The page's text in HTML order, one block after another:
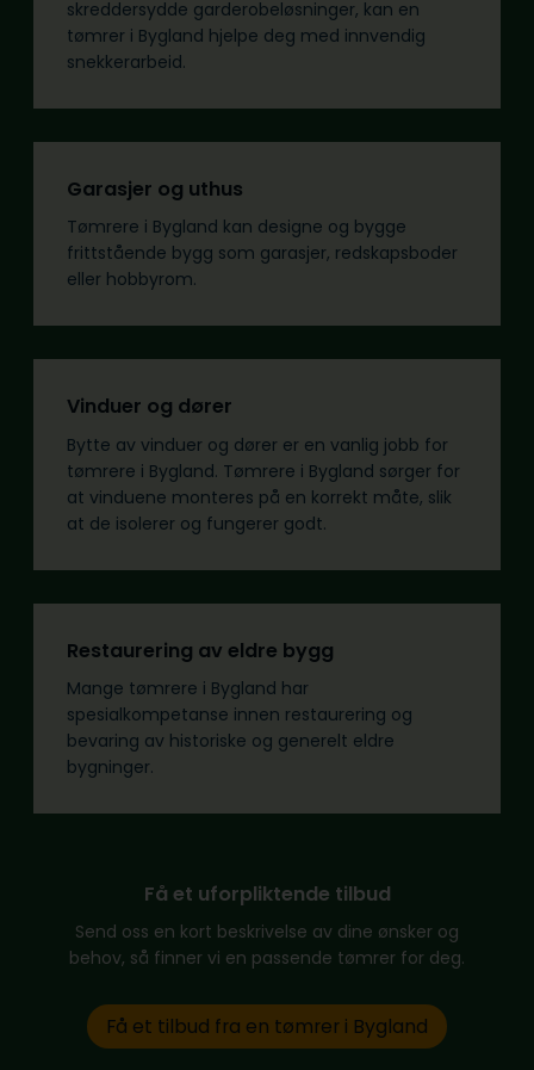
skreddersydde garderobeløsninger, kan en
tømrer i Bygland hjelpe deg med innvendig
snekkerarbeid.
Garasjer og uthus
Tømrere i Bygland kan designe og bygge
frittstående bygg som garasjer, redskapsboder
eller hobbyrom.
Vinduer og dører
Bytte av vinduer og dører er en vanlig jobb for
tømrere i Bygland. Tømrere i Bygland sørger for
at vinduene monteres på en korrekt måte, slik
at de isolerer og fungerer godt.
Restaurering av eldre bygg
Mange tømrere i Bygland har
spesialkompetanse innen restaurering og
bevaring av historiske og generelt eldre
bygninger.
Få et uforpliktende tilbud
Send oss en kort beskrivelse av dine ønsker og
behov, så finner vi en passende tømrer for deg.
Få et tilbud fra en tømrer i Bygland